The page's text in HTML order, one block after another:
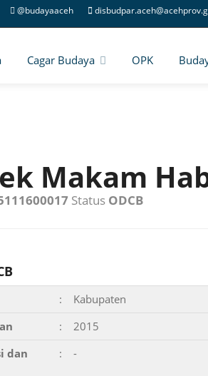
@budayaaceh
Cagar Budaya OPK
Makam
Status ODCB
:
Kabupaten
:
2015
dan
: -